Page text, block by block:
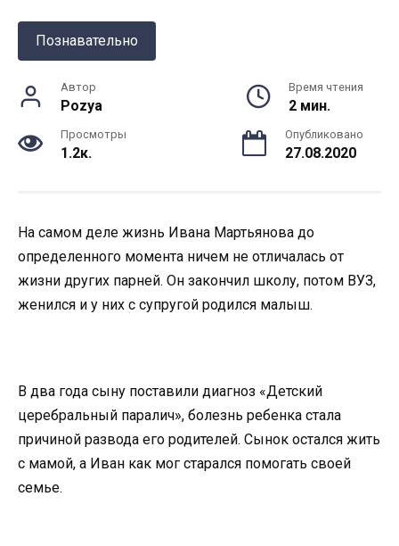
Познавательно
Автор
Pozya
Время чтения
2 мин.
Просмотры
1.2к.
Опубликовано
27.08.2020
На самом деле жизнь Ивана Мартьянова до
определенного момента ничем не отличалась от
жизни других парней. Он закончил школу, потом ВУЗ,
женился и у них с супругой родился малыш.
В два года сыну поставили диагноз «Детский
церебральный паралич», болезнь ребенка стала
причиной развода его родителей. Сынок остался жить
с мамой, а Иван как мог старался помогать своей
семье.